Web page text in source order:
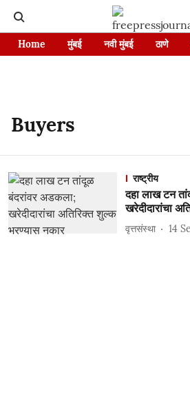
Home मुंबई नवी मुंबई ठाणे
Buyers
राष्ट्रीय
दहा लाख टन
खरेदीदारांचा
वृत्तसंस्था 14